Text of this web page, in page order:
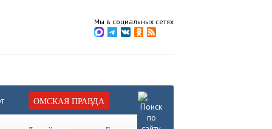
Мы в социальных сетях
ОМСКАЯ ПРАВДА